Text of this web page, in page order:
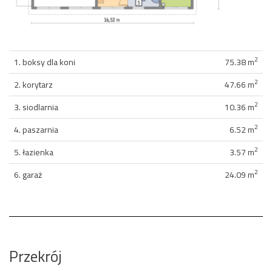
1. boksy dla koni 75.38 m2
2. korytarz 47.66 m2
3. siodlarnia 10.36 m2
4. paszarnia 6.52 m2
5. łazienka 3.57 m2
6. garaż 24.09 m2
Przekrój